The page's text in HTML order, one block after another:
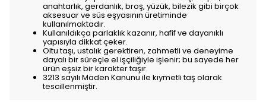
anahtarlık, gerdanlık, broş, yüzük, bilezik gibi birçok
aksesuar ve süs eşyasının üretiminde
kullanılmaktadır.
Kullanıldıkça parlaklık kazanır, hafif ve dayanıklı
yapısıyla dikkat çeker.
Oltu taşı, ustalık gerektiren, zahmetli ve deneyime
dayalı bir süreçle el işçiliğiyle işlenir; bu sayede her
ürün eşsiz bir karakter taşır.
3213 sayılı Maden Kanunu ile kıymetli taş olarak
tescillenmiştir.